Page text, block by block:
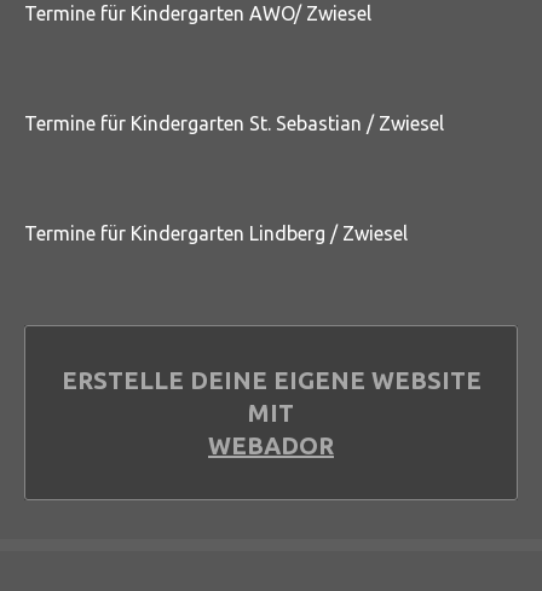
Termine für Kindergarten AWO/ Zwiesel
Termine für Kindergarten St. Sebastian / Zwiesel
Termine für Kindergarten Lindberg / Zwiesel
ERSTELLE DEINE EIGENE WEBSITE
MIT
WEBADOR